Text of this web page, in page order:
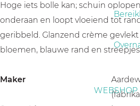
WEBSHOP
Hoge iets bolle kan; schuin
onderaan en loopt vloeiend tot
geribbeld. Glanzend crème
bloemen, blauwe rand en
Maker